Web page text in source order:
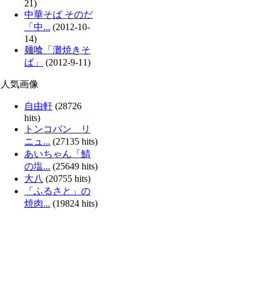
21)
中華そば そのだ
「中... (2012-10-
14)
麺喰「灘焼きそ
ば」
(2012-9-11)
人気画像
自由軒 (28726
hits)
トンコパン リ
ニュ... (27135 hits)
あいちゃん「鯖
の塩... (25649 hits)
大八 (20755 hits)
「ふるさと」の
焼肉... (19824 hits)